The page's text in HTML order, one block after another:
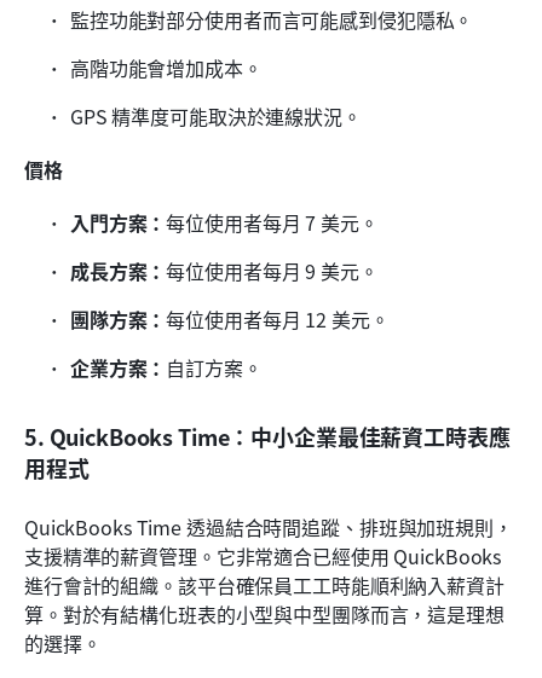
監控功能對部分使用者而言可能感到侵犯隱私。
高階功能會增加成本。
GPS 精準度可能取決於連線狀況。
價格
入門方案：每位使用者每月 7 美元。
成長方案：每位使用者每月 9 美元。
團隊方案：每位使用者每月 12 美元。
企業方案： 自訂方案。
5. QuickBooks Time：中小企業最佳薪資工時表應
用程式
QuickBooks Time 透過結合時間追蹤、排班與加班規則，
支援精準的薪資管理。它非常適合已經使用 QuickBooks
進行會計的組織。該平台確保員工工時能順利納入薪資計
算。對於有結構化班表的小型與中型團隊而言，這是理想
的選擇。